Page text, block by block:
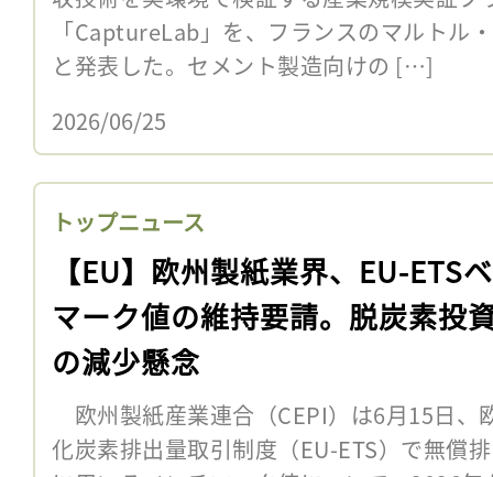
「CaptureLab」を、フランスのマルトル
と発表した。セメント製造向けの […]
2026/06/25
トップニュース
【EU】欧州製紙業界、EU-ETS
マーク値の維持要請。脱炭素投
の減少懸念
欧州製紙産業連合（CEPI）は6月15日、
化炭素排出量取引制度（EU-ETS）で無償